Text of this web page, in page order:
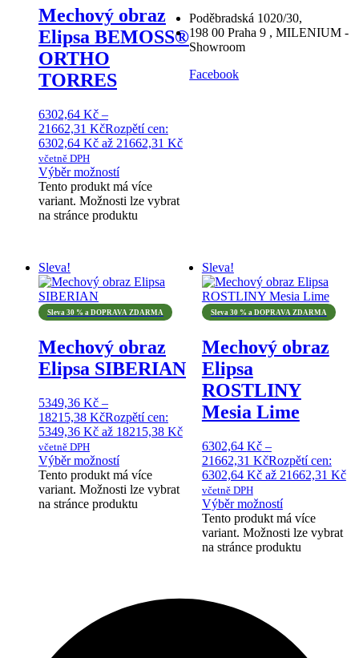
Mechový obraz
Elipsa BEMOSS®
ORTHO
TORRES
6302,64 Kč –
21662,31 KčRozpětí cen:
6302,64 Kč až 21662,31 Kč
včetně DPH
Výběr možností
Tento produkt má více
variant. Možnosti lze vybrat
na stránce produktu
Sleva!
Sleva 30 % a DOPRAVA ZDARMA
Mechový obraz
Elipsa SIBERIAN
5349,36 Kč –
18215,38 KčRozpětí cen:
5349,36 Kč až 18215,38 Kč
včetně DPH
Výběr možností
Tento produkt má více
variant. Možnosti lze vybrat
na stránce produktu
Sleva!
Sleva 30 % a DOPRAVA ZDARMA
Mechový obraz
Elipsa
ROSTLINY
Mesia Lime
6302,64 Kč –
21662,31 KčRozpětí cen:
6302,64 Kč až 21662,31 Kč
včetně DPH
Výběr možností
Tento produkt má více
variant. Možnosti lze vybrat
na stránce produktu
Poděbradská 1020/30,
198 00 Praha 9 , MILENIUM -
Showroom
Facebook